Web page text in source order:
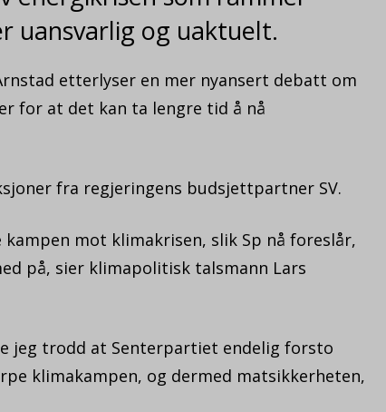
uansvarlig og uaktuelt.
etterlyser en mer nyansert debatt om
for at det kan ta lengre tid å nå
fra regjeringens budsjettpartner SV.
mot klimakrisen, slik Sp nå foreslår,
på, sier klimapolitisk talsmann Lars
jeg trodd at Senterpartiet endelig forsto
klimakampen, og dermed matsikkerheten,